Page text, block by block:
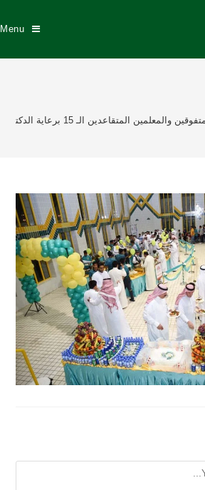
Menu
الله السيهاتي وبحضور نزيه النصر عضو إتحاد القدم إدارة نادي الخليج تكرم 175 طالباً متفوقاً منهم 57 خلجاوي وتكريم 8 معلمين